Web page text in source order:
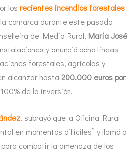
los recientes incendios forestales
comarca durante este pasado
de Medio Rural, María José
y anunció ocho líneas
forestales, agrícolas y
alcanzar hasta 200.000 euros por
de la inversión.
, subrayó que la Oficina Rural
en momentos difíciles” y llamó a
combatir la amenaza de los